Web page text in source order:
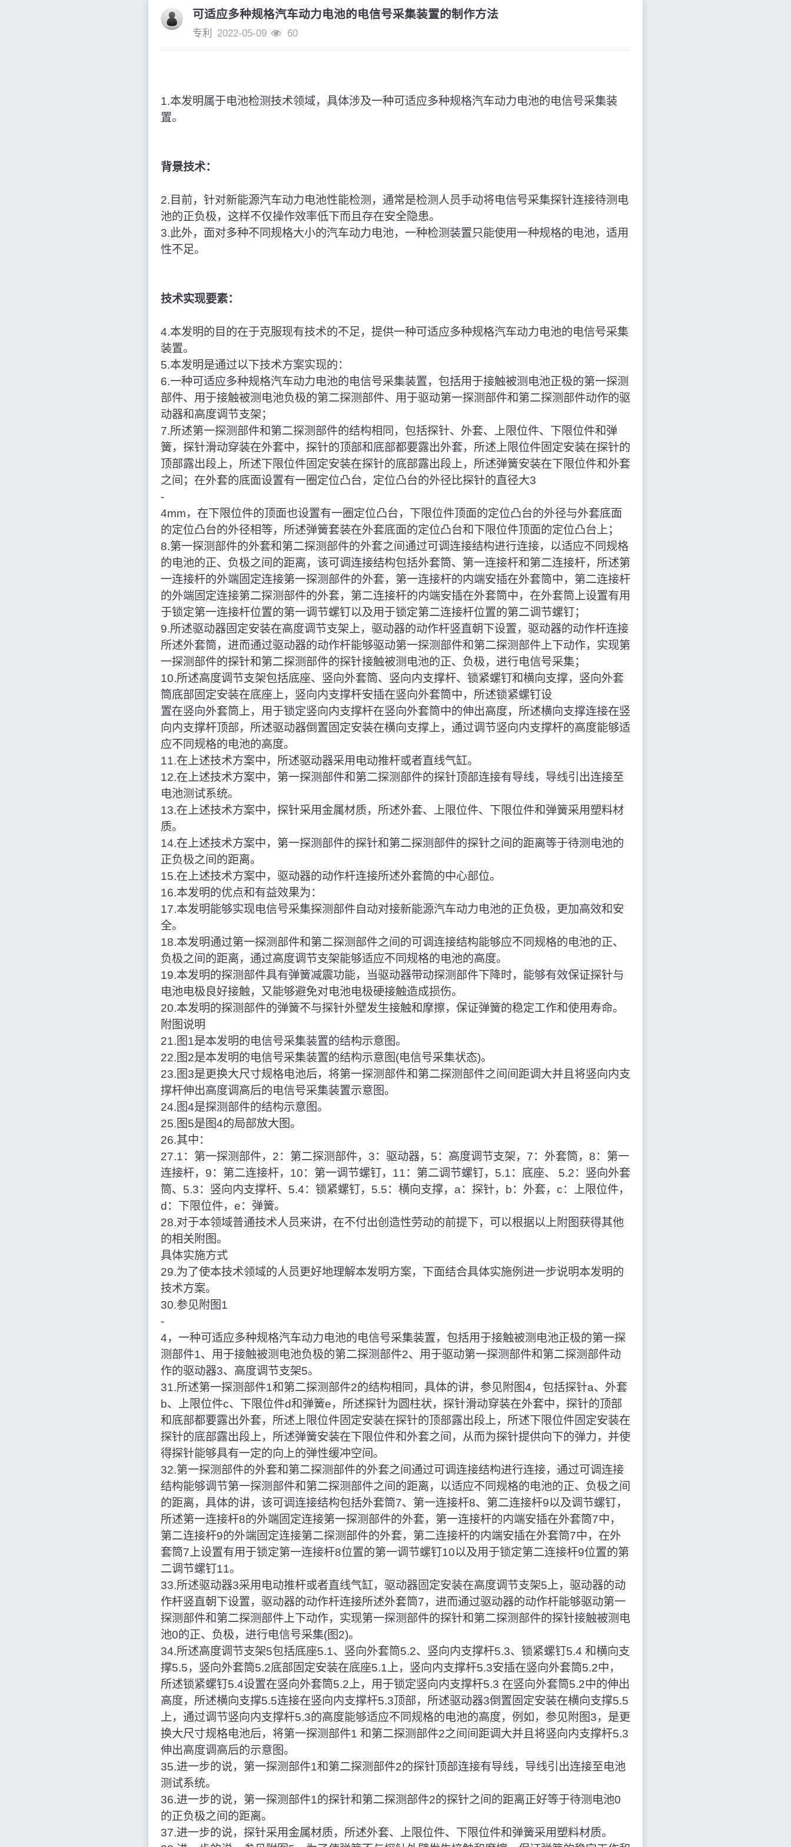
可适应多种规格汽车动力电池的电信号采集装置的制作方法
专利 2022-05-09 60
1.本发明属于电池检测技术领域，具体涉及一种可适应多种规格汽车动力电池的电信号采集装
置。
背景技术：
2.目前，针对新能源汽车动力电池性能检测，通常是检测人员手动将电信号采集探针连接待测电
池的正负极，这样不仅操作效率低下而且存在安全隐患。
3.此外，面对多种不同规格大小的汽车动力电池，一种检测装置只能使用一种规格的电池，适用
性不足。
技术实现要素：
4.本发明的目的在于克服现有技术的不足，提供一种可适应多种规格汽车动力电池的电信号采集
装置。
5.本发明是通过以下技术方案实现的：
6.一种可适应多种规格汽车动力电池的电信号采集装置，包括用于接触被测电池正极的第一探测
部件、用于接触被测电池负极的第二探测部件、用于驱动第一探测部件和第二探测部件动作的驱
动器和高度调节支架；
7.所述第一探测部件和第二探测部件的结构相同，包括探针、外套、上限位件、下限位件和弹
簧，探针滑动穿装在外套中，探针的顶部和底部都要露出外套，所述上限位件固定安装在探针的
顶部露出段上，所述下限位件固定安装在探针的底部露出段上，所述弹簧安装在下限位件和外套
之间；在外套的底面设置有一圈定位凸台，定位凸台的外径比探针的直径大3
‑
4mm，在下限位件的顶面也设置有一圈定位凸台，下限位件顶面的定位凸台的外径与外套底面
的定位凸台的外径相等，所述弹簧套装在外套底面的定位凸台和下限位件顶面的定位凸台上；
8.第一探测部件的外套和第二探测部件的外套之间通过可调连接结构进行连接，以适应不同规格
的电池的正、负极之间的距离，该可调连接结构包括外套筒、第一连接杆和第二连接杆，所述第
一连接杆的外端固定连接第一探测部件的外套，第一连接杆的内端安插在外套筒中，第二连接杆
的外端固定连接第二探测部件的外套，第二连接杆的内端安插在外套筒中，在外套筒上设置有用
于锁定第一连接杆位置的第一调节螺钉以及用于锁定第二连接杆位置的第二调节螺钉；
9.所述驱动器固定安装在高度调节支架上，驱动器的动作杆竖直朝下设置，驱动器的动作杆连接
所述外套筒，进而通过驱动器的动作杆能够驱动第一探测部件和第二探测部件上下动作，实现第
一探测部件的探针和第二探测部件的探针接触被测电池的正、负极，进行电信号采集；
10.所述高度调节支架包括底座、竖向外套筒、竖向内支撑杆、锁紧螺钉和横向支撑，竖向外套
筒底部固定安装在底座上，竖向内支撑杆安插在竖向外套筒中，所述锁紧螺钉设
置在竖向外套筒上，用于锁定竖向内支撑杆在竖向外套筒中的伸出高度，所述横向支撑连接在竖
向内支撑杆顶部，所述驱动器倒置固定安装在横向支撑上，通过调节竖向内支撑杆的高度能够适
应不同规格的电池的高度。
11.在上述技术方案中，所述驱动器采用电动推杆或者直线气缸。
12.在上述技术方案中，第一探测部件和第二探测部件的探针顶部连接有导线，导线引出连接至
电池测试系统。
13.在上述技术方案中，探针采用金属材质，所述外套、上限位件、下限位件和弹簧采用塑料材
质。
14.在上述技术方案中，第一探测部件的探针和第二探测部件的探针之间的距离等于待测电池的
正负极之间的距离。
15.在上述技术方案中，驱动器的动作杆连接所述外套筒的中心部位。
16.本发明的优点和有益效果为：
17.本发明能够实现电信号采集探测部件自动对接新能源汽车动力电池的正负极，更加高效和安
全。
18.本发明通过第一探测部件和第二探测部件之间的可调连接结构能够应不同规格的电池的正、
负极之间的距离，通过高度调节支架能够适应不同规格的电池的高度。
19.本发明的探测部件具有弹簧减震功能，当驱动器带动探测部件下降时，能够有效保证探针与
电池电极良好接触，又能够避免对电池电极硬接触造成损伤。
20.本发明的探测部件的弹簧不与探针外壁发生接触和摩擦，保证弹簧的稳定工作和使用寿命。
附图说明
21.图1是本发明的电信号采集装置的结构示意图。
22.图2是本发明的电信号采集装置的结构示意图(电信号采集状态)。
23.图3是更换大尺寸规格电池后，将第一探测部件和第二探测部件之间间距调大并且将竖向内支
撑杆伸出高度调高后的电信号采集装置示意图。
24.图4是探测部件的结构示意图。
25.图5是图4的局部放大图。
26.其中：
27.1：第一探测部件，2：第二探测部件，3：驱动器，5：高度调节支架，7：外套筒，8：第一
连接杆，9：第二连接杆，10：第一调节螺钉，11：第二调节螺钉，5.1：底座、 5.2：竖向外套
筒、5.3：竖向内支撑杆、5.4：锁紧螺钉，5.5：横向支撑，a：探针，b：外套，c：上限位件，
d：下限位件，e：弹簧。
28.对于本领域普通技术人员来讲，在不付出创造性劳动的前提下，可以根据以上附图获得其他
的相关附图。
具体实施方式
29.为了使本技术领域的人员更好地理解本发明方案，下面结合具体实施例进一步说明本发明的
技术方案。
30.参见附图1
‑
4，一种可适应多种规格汽车动力电池的电信号采集装置，包括用于接触被测电池正极的第一探
测部件1、用于接触被测电池负极的第二探测部件2、用于驱动第一探测部件和第二探测部件动
作的驱动器3、高度调节支架5。
31.所述第一探测部件1和第二探测部件2的结构相同，具体的讲，参见附图4，包括探针a、外套
b、上限位件c、下限位件d和弹簧e，所述探针为圆柱状，探针滑动穿装在外套中，探针的顶部
和底部都要露出外套，所述上限位件固定安装在探针的顶部露出段上，所述下限位件固定安装在
探针的底部露出段上，所述弹簧安装在下限位件和外套之间，从而为探针提供向下的弹力，并使
得探针能够具有一定的向上的弹性缓冲空间。
32.第一探测部件的外套和第二探测部件的外套之间通过可调连接结构进行连接，通过可调连接
结构能够调节第一探测部件和第二探测部件之间的距离，以适应不同规格的电池的正、负极之间
的距离，具体的讲，该可调连接结构包括外套筒7、第一连接杆8、第二连接杆9以及调节螺钉，
所述第一连接杆8的外端固定连接第一探测部件的外套，第一连接杆的内端安插在外套筒7中，
第二连接杆9的外端固定连接第二探测部件的外套，第二连接杆的内端安插在外套筒7中，在外
套筒7上设置有用于锁定第一连接杆8位置的第一调节螺钉10以及用于锁定第二连接杆9位置的第
二调节螺钉11。
33.所述驱动器3采用电动推杆或者直线气缸，驱动器固定安装在高度调节支架5上，驱动器的动
作杆竖直朝下设置，驱动器的动作杆连接所述外套筒7，进而通过驱动器的动作杆能够驱动第一
探测部件和第二探测部件上下动作，实现第一探测部件的探针和第二探测部件的探针接触被测电
池0的正、负极，进行电信号采集(图2)。
34.所述高度调节支架5包括底座5.1、竖向外套筒5.2、竖向内支撑杆5.3、锁紧螺钉5.4 和横向支
撑5.5，竖向外套筒5.2底部固定安装在底座5.1上，竖向内支撑杆5.3安插在竖向外套筒5.2中，
所述锁紧螺钉5.4设置在竖向外套筒5.2上，用于锁定竖向内支撑杆5.3 在竖向外套筒5.2中的伸出
高度，所述横向支撑5.5连接在竖向内支撑杆5.3顶部，所述驱动器3倒置固定安装在横向支撑5.5
上，通过调节竖向内支撑杆5.3的高度能够适应不同规格的电池的高度，例如，参见附图3，是更
换大尺寸规格电池后，将第一探测部件1 和第二探测部件2之间间距调大并且将竖向内支撑杆5.3
伸出高度调高后的示意图。
35.进一步的说，第一探测部件1和第二探测部件2的探针顶部连接有导线，导线引出连接至电池
测试系统。
36.进一步的说，第一探测部件1的探针和第二探测部件2的探针之间的距离正好等于待测电池0
的正负极之间的距离。
37.进一步的说，探针采用金属材质，所述外套、上限位件、下限位件和弹簧采用塑料材质。